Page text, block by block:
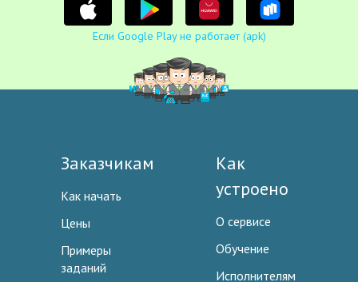
Если Google Play не работает (apk)
Заказчикам
Как начать
Цены
Примеры
заданий
Как
устроено
О сервисе
Обучение
Исполнителям